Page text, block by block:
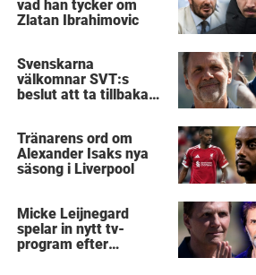
vad han tycker om
Zlatan Ibrahimovic
Svenskarna
välkomnar SVT:s
beslut att ta tillbaka
Tränarens ord om
Alexander Isaks nya
säsong i Liverpool
Micke Leijnegard
spelar in nytt tv-
program efter